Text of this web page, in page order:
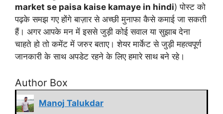
market se paisa kaise kamaye in hindi) पोस्ट को
पढ़के समझ गए होंगे बाज़ार से अच्छी मुनाफा कैसे कमाई जा सकती
हैं। अगर आपके मन में इससे जुड़ी कोई सवाल या सुझाब देना
चाहते हो तो कमेंट में जरुर बताए। शेयर मार्केट से जुड़ी महत्वपूर्ण
जानकारी के साथ अपडेट रहने के लिए हमारे साथ बने रहे।
Author Box
Manoj Talukdar